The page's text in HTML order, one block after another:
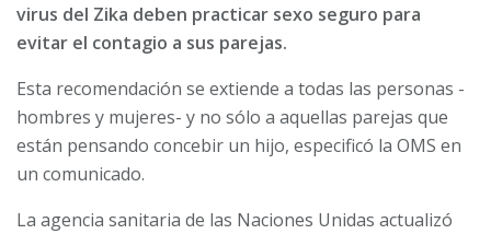
virus del Zika deben practicar sexo seguro para
evitar el contagio a sus parejas.
Esta recomendación se extiende a todas las personas -
hombres y mujeres- y no sólo a aquellas parejas que
están pensando concebir un hijo, especificó la OMS en
un comunicado.
La agencia sanitaria de las Naciones Unidas actualizó